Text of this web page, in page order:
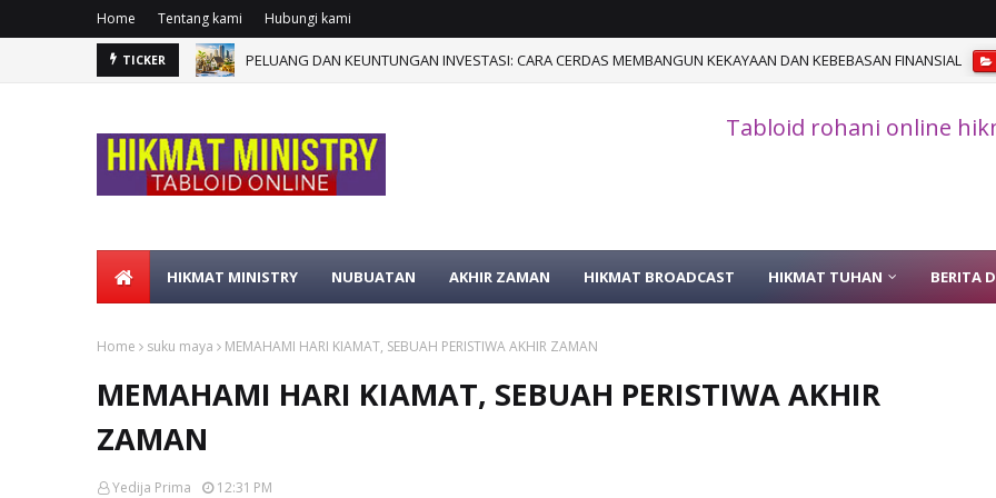
Home Tentang kami Hubungi kami
TICKER PELUANG DAN KEUNTUNGAN INVESTASI: CARA CERDAS MEMBANGUN KEKAYAAN DAN KEBEBASAN FINANSIAL
Tabloid rohani online
HIKMAT MINISTRY NUBUATAN AKHIR ZAMAN HIKMAT BROADCAST HIKMAT TUHAN BERITA
Home suku maya MEMAHAMI HARI KIAMAT, SEBUAH PERISTIWA AKHIR ZAMAN
MEMAHAMI HARI KIAMAT, SEBUAH PERISTIWA AKHIR
ZAMAN
Yedija Prima 12:31 PM